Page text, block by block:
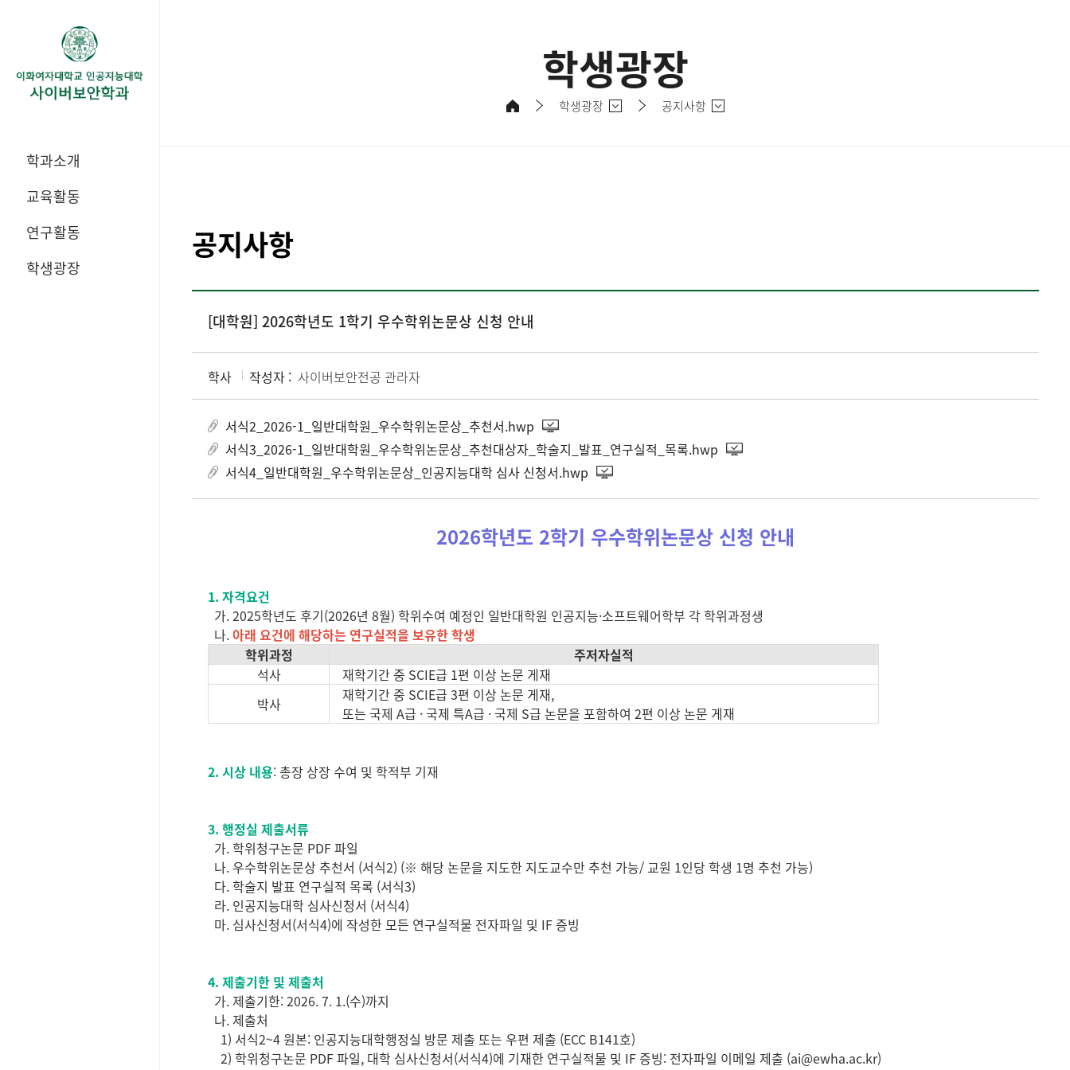
학과소개
교육활동
연구활동
학생광장
학생광장
학생광장 공지사항
공지사항
[대학원] 2026학년도 1학기 우수학위논문상 신청 안내
학사 작성자 : 사이버보안전공 관라자
서식2_2026-1_일반대학원_우수학위논문상_추천서.hwp
서식3_2026-1_일반대학원_우수학위논문상_추천대상자_학술지_발표_연구실적_목록.hwp
서식4_일반대학원_우수학위논문상_인공지능대학 심사 신청서.hwp
2026학년도 2학기 우수학위논문상 신청 안내
1. 자격요건
가. 2025학년도 후기(2026년 8월) 학위수여 예정인 일반대학원 인공지능·소프트웨어학부 각 학위과정생
나.아래 요건에 해당하는 연구실적을 보유한 학생
학위과정
주저자실적
석사
재학기간 중 SCIE급 1편 이상 논문 게재
박사
재학기간 중 SCIE급 3편 이상 논문 게재,
또는 국제 A급 · 국제 특A급 · 국제 S급 논문을 포함하여 2편 이상 논문 게재
2. 시상 내용: 총장 상장 수여 및 학적부 기재
3. 행정실 제출서류
가. 학위청구논문 PDF 파일
나. 우수학위논문상 추천서 (서식2) (※ 해당 논문을 지도한 지도교수만 추천 가능/ 교원 1인당 학생 1명 추천 가능)
다. 학술지 발표 연구실적 목록 (서식3)
라. 인공지능대학 심사신청서 (서식4)
마. 심사신청서(서식4)에 작성한 모든 연구실적물 전자파일 및 IF 증빙
4. 제출기한 및 제출처
가. 제출기한: 2026. 7. 1.(수)까지
나. 제출처
1) 서식2~4 원본: 인공지능대학행정실 방문 제출 또는 우편 제출 (ECC B141호)
2) 학위청구논문 PDF 파일, 대학 심사신청서(서식4)에 기재한 연구실적물 및 IF 증빙: 전자파일 이메일 제출 (ai@ewha.ac.kr)